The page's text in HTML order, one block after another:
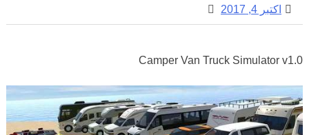
اکتبر 4, 2017
Camper Van Truck Simulator v1.0